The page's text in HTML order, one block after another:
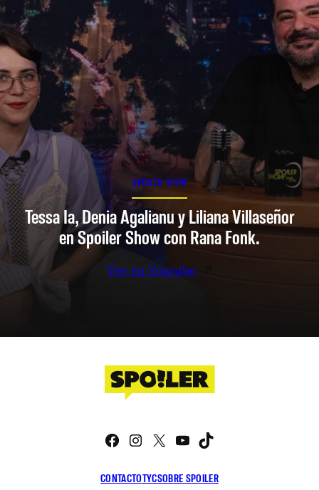
SPOILER SHOW
Tessa Ia, Denia Agalianu y Liliana Villaseñor
en Spoiler Show con Rana Fonk.
Ver en Youtube
CONTACTOTYCSOBRE SPOILER
Facebook
Instagram
X YouTube